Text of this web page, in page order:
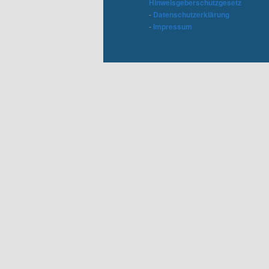
- Datenschutzerklärung
- Impressum